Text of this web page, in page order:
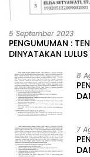
5 September 2023
PENGUMUMAN :
DINYATAKAN
LINGKUNGAN
8
7